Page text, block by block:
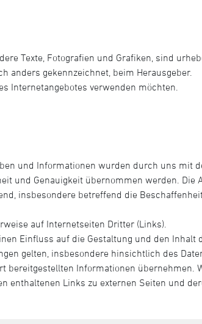
Texte, Fotografien und Grafiken, sind
anders gekennzeichnet, beim Herausgeber.
Internetangebotes verwenden möchten.
und Informationen wurden durch uns mit
und Genauigkeit übernommen werden.
insbesondere betreffend die
auf Internetseiten Dritter (Links).
Einfluss auf die Gestaltung und den
gelten, insbesondere hinsichtlich des
bereitgestellten Informationen
enthaltenen Links zu externen Seiten und